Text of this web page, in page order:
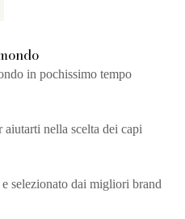
in pochissimo tempo
aiutarti nella scelta dei capi
selezionato dai migliori brand